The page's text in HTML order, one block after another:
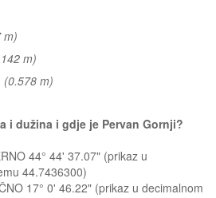
m)
m)
(0.578 m)
i dužina i gdje je Pervan Gornji?
44° 44' 37.07" (prikaz u
44.7436300)
17° 0' 46.22" (prikaz u decimalnom